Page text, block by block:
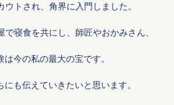
トされ、角界に入門しました。
寝食を共にし、師匠やおかみさん、
今の私の最大の宝です。
も伝えていきたいと思います。